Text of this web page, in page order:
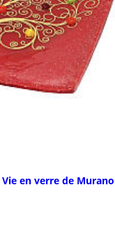
en verre de Murano